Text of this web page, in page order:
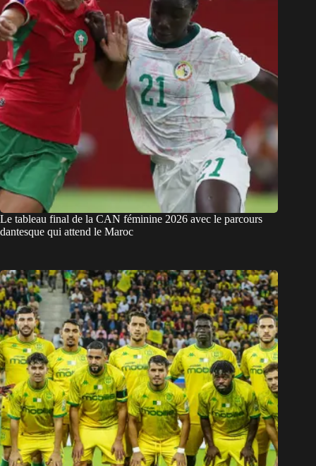
Le tableau final de la CAN féminine 2026 avec le parcours
dantesque qui attend le Maroc